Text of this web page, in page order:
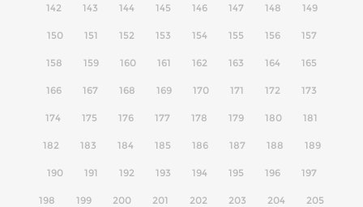
142 143 144 145 146 147 148 149
150 151 152 153 154 155 156 157
158 159 160 161 162 163 164 165
166 167 168 169 170 171 172 173
174 175 176 177 178 179 180 181
182 183 184 185 186 187 188 189
190 191 192 193 194 195 196 197
198 199 200 201 202 203 204 205